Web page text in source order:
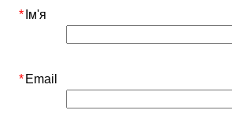
Ім'я
*
Email
*